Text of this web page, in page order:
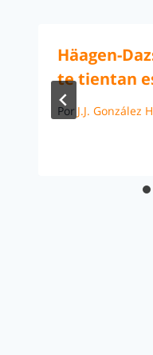
Häagen-
te tientan
Por J.J. González